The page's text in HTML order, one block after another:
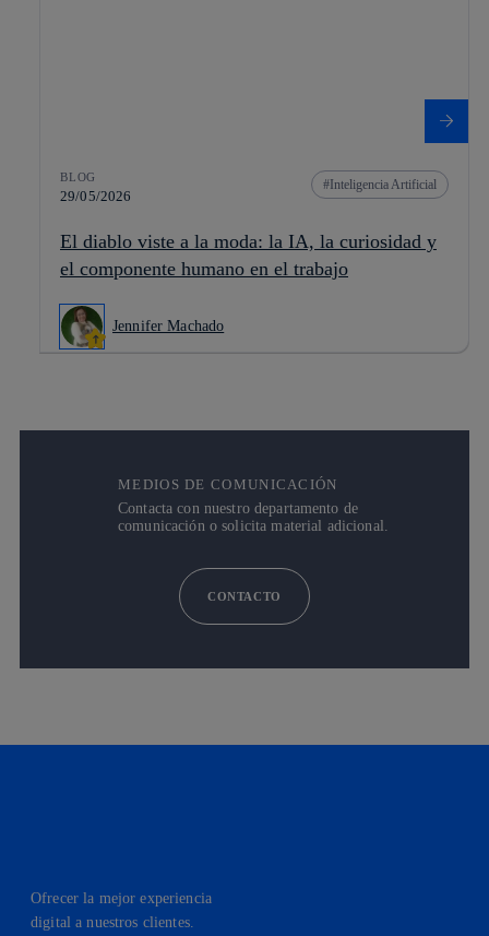
BLOG
29/05/2026
Inteligencia Artificial
El diablo viste a la moda: la IA, la curiosidad y
el componente humano en el trabajo
Jennifer Machado
MEDIOS DE COMUNICACIÓN
Contacta con nuestro departamento de
comunicación o solicita material adicional.
CONTACTO
Ofrecer la mejor experiencia
digital a nuestros clientes.